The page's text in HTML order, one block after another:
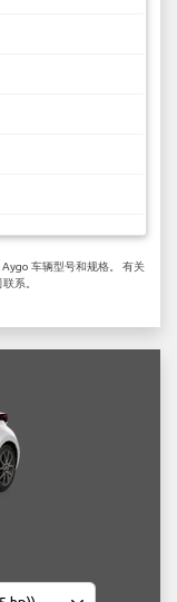
车辆型号和规格。 有关
系。